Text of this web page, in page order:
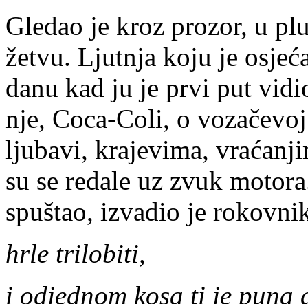
Gledao je kroz prozor, u
žetvu. Ljutnja koju je
danu kad ju je prvi put
nje, Coca-Coli, o
ljubavi, krajevima,
su se redale uz zvuk
spuštao, izvadio je
hrle trilobiti,
i odjednom kosa ti je puna